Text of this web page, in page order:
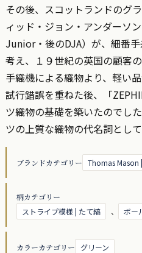
その後、スコットランドのグ
ィッド・ジョン・アンダーソ
Junior・後のDJA）が、細番
考え、１９世紀の英国の顧客
手織機による織物より、軽い
試行錯誤を重ねた後、「
ツ織物の基礎を築いたのでし
ツの上質な織物の代名詞とし
ブランドカテゴリー Thomas Mason
柄カテゴリー
ストライプ模様 | たて縞
、 ボー
カラーカテゴリー グリーン